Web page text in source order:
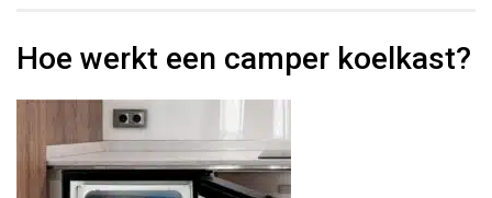
Hoe werkt een camper koelkast?